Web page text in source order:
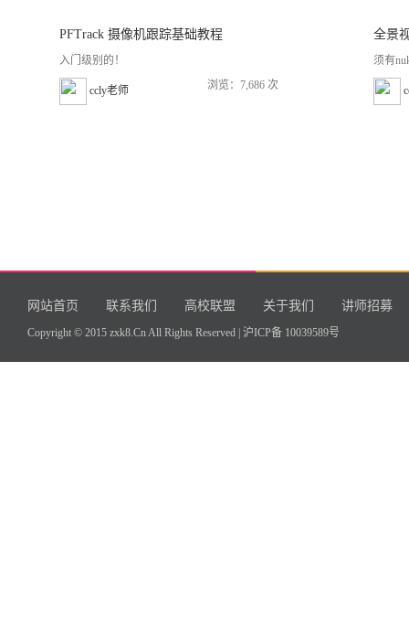
PFTrack 摄像机跟踪基础教程
入门级别的！
ccly老师 浏览：7,686 次
全景
须有
网站首页 联系我们 高校联盟 关于我们 讲师招募
Copyright © 2015 zxk8.Cn All Rights Reserved | 沪ICP备 10039589号